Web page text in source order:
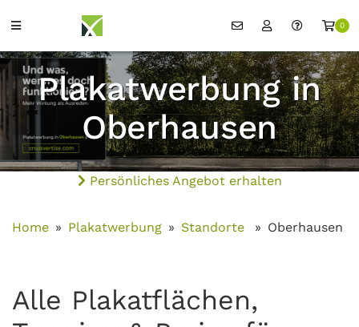
0
Plakatwerbung in
Oberhausen
Persönliches Angebot erhalten
Home Plakatwerbung Standorte Oberhausen
Alle Plakatflächen,